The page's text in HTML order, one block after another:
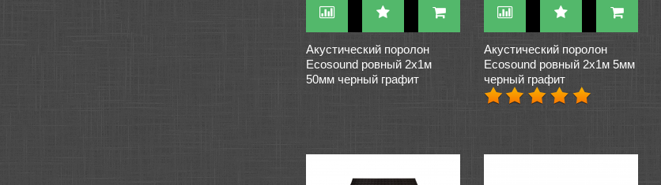
Акустический поролон
Ecosound ровный 2х1м
50мм черный графит
Акустический поролон
Ecosound ровный 2х1м 5мм
черный графит